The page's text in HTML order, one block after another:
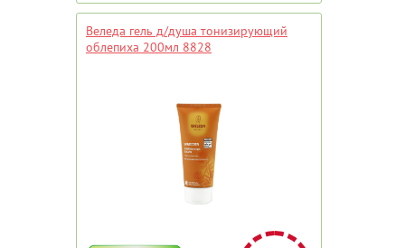
Веледа гель д/душа тонизирующий
облепиха 200мл 8828